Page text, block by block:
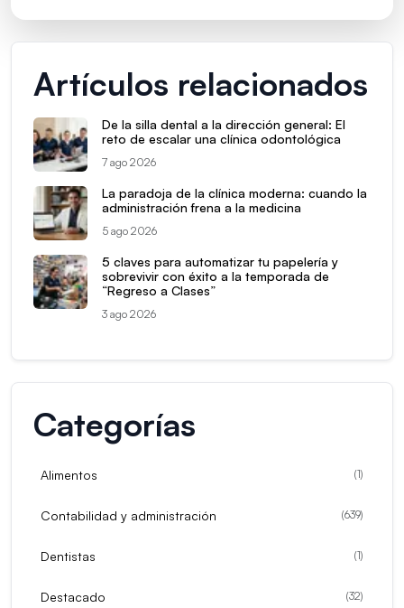
Artículos relacionados
De la silla dental a la dirección general: El
reto de escalar una clínica odontológica
7 ago 2026
La paradoja de la clínica moderna: cuando la
administración frena a la medicina
5 ago 2026
5 claves para automatizar tu papelería y
sobrevivir con éxito a la temporada de
“Regreso a Clases”
3 ago 2026
Categorías
Alimentos (1)
Contabilidad y administración (639)
Dentistas (1)
Destacado (32)